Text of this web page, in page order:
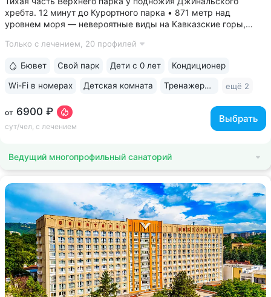
хребта. 12 минут до Курортного парка • 871 метр над
уровнем моря ­— невероятные виды на Кавказские горы,
расположены лучшие смотровые площадки Кисловодска •
Только с лечением, 20 профилей
от 6900 ₽
сут/чел, с лечением
Выбрать
Бювет Свой парк Дети с 0 лет Кондиционер
Wi-Fi в номерах Детская комната Тренажерный зал ещё 2
Ведущий многопрофильный санаторий